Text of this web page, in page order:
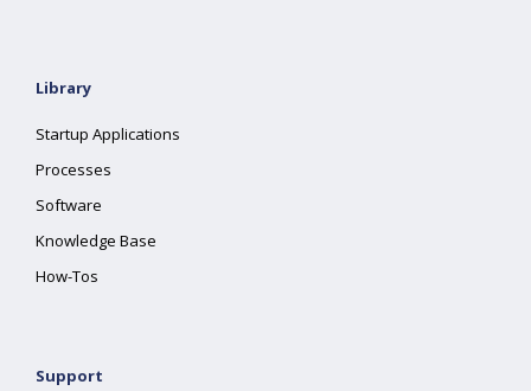
Library
Startup Applications
Processes
Software
Knowledge Base
How-Tos
Support